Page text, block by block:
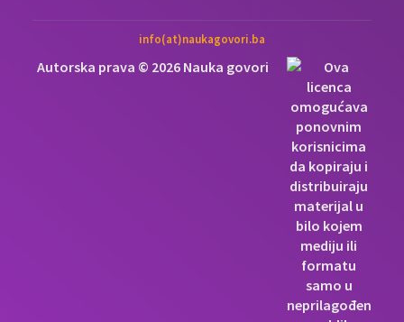
info(at)naukagovori.ba
Autorska prava © 2026 Nauka govori